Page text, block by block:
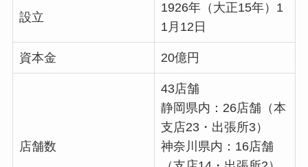
設立
1926年（大正15年）1
1月12日
資本金 20億円
店舗数
43店舗
静岡県内：26店舗（本
支店23・出張所3）
神奈川県内：16店舗